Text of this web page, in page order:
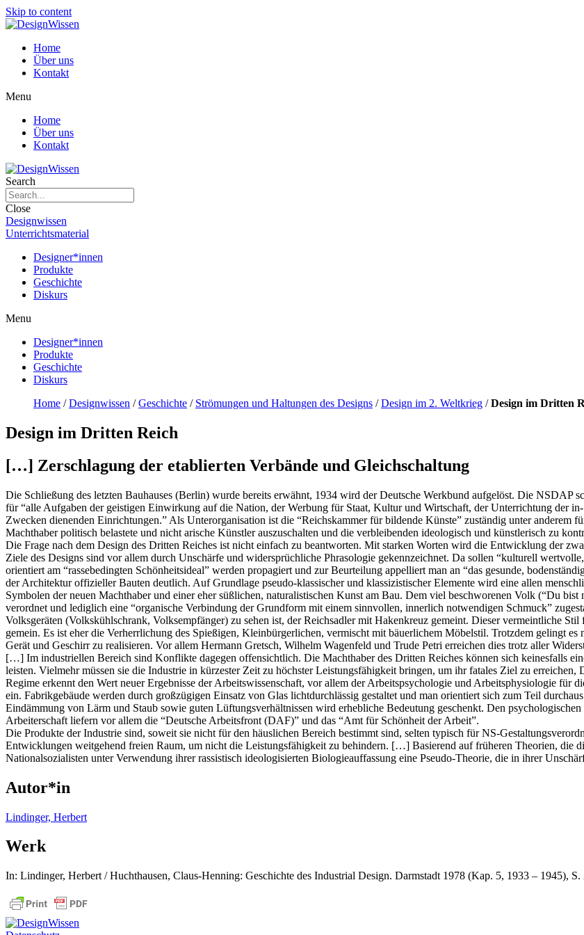
Skip to content
Home
Über uns
Kontakt
Menu
Home
Über uns
Kontakt
Search
Close
Designwissen
Unterrichtsmaterial
Designer*innen
Produkte
Geschichte
Diskurs
Menu
Designer*innen
Produkte
Geschichte
Diskurs
Home /Designwissen /Geschichte / Strömungen und Haltungen des Designs /Design im 2. Weltkrieg /Design im Dritten
Design im Dritten Reich
[…] Zerschlagung der etablierten Verbände und Gleichschaltung
Die Schließung des letzten Bauhauses (Berlin) wurde bereits erwähnt, 1934 wird der Deutsche Werkbund aufgelöst. Die NSDAP
für “alle Aufgaben der geistigen Einwirkung auf die Nation, der Werbung für Staat, Kultur und Wirtschaft, der Unterrichtung der
Zwecken dienenden Einrichtungen.” Als Unterorganisation ist die “Reichskammer für bildende Künste” zuständig unter anderem
Machthaber politisch belastete und nicht arische Künstler auszuschalten und die verbleibenden ideologisch und künstlerisch zu
Die Frage nach dem Design des Dritten Reiches ist nicht einfach zu beantworten. Mit starken Worten wird die Entwicklung der
Ziele des Designs sind vor allem durch Unschärfe und widersprüchliche Phrasologie gekennzeichnet. Da sollen “kulturell
orientiert am “rassebedingten Schönheitsideal” werden propagiert und zur Beurteilung appelliert man an “das gesunde,
der Architektur offizieller Bauten deutlich. Auf Grundlage pseudo-klassischer und klassizistischer Elemente wird eine allen
Symbolen der neuen Machthaber und einer eher süßlichen, naturalistischen Kunst am Bau. Dem viel beschworenen Volk (“Du
verordnet und lediglich eine “organische Verbindung der Grundform mit einem sinnvollen, innerlich notwendigen Schmuck”
Volksgeräten (Volkskühlschrank, Volksempfänger) zu sehen ist, der Reichsadler mit Hakenkreuz gemeint. Dieser vermeintliche Stil
gemein. Es ist eher die Verherrlichung des Spießigen, Kleinbürgerlichen, vermischt mit bäuerlichem Möbelstil. Trotzdem gelingt
Gerät und Geschirr zu realisieren. Vor allem Hermann Gretsch, Wilhelm Wagenfeld und Trude Petri erreichen dies trotz aller
[…] Im industriellen Bereich sind Konflikte dagegen offensichtlich. Die Machthaber des Dritten Reiches können sich keinesfalls
leisten. Vielmehr müssen sie die Industrie in kürzester Zeit zu höchster Leistungsfähigkeit bringen, um ihr fatales Ziel zu
Regime erkennt den Wert neuer Ergebnisse der Arbeitswissenschaft, vor allem der Arbeitspsychologie und Arbeitsphysiologie für
ein. Fabrikgebäude werden durch großzügigen Einsatz von Glas lichtdurchlässig gestaltet und man orientiert sich zum Teil
Eindämmung von Lärm und Staub sowie guten Lüftungsverhältnissen wird erhebliche Bedeutung geschenkt. Den
Arbeiterschaft liefern vor allem die “Deutsche Arbeitsfront (DAF)” und das “Amt für Schönheit der Arbeit”.
Die Produkte der Industrie sind, soweit sie nicht für den häuslichen Bereich bestimmt sind, selten typisch für NS-
Entwicklungen weitgehend freien Raum, um nicht die Leistungsfähigkeit zu behindern. […] Basierend auf früheren Theorien, die
Nationalsozialisten unter Verwendung ihrer rassistisch ideologisierten Biologieauffassung eine Pseudo-Theorie, die in ihrer
Autor*in
Lindinger, Herbert
Werk
In: Lindinger, Herbert / Huchthausen, Claus-Henning: Geschichte des Industrial Design. Darmstadt 1978 (Kap. 5, 1933 – 1945),